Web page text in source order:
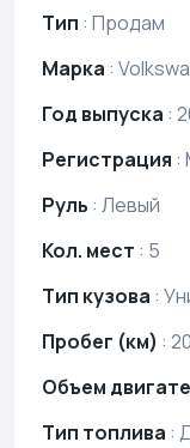
Тип : Продам
Марка :
Год выпуска :
Регистрация :
Руль : Левый
Кол. мест : 5
Тип кузова :
Пробег (км) :
Объем
Тип топлива :